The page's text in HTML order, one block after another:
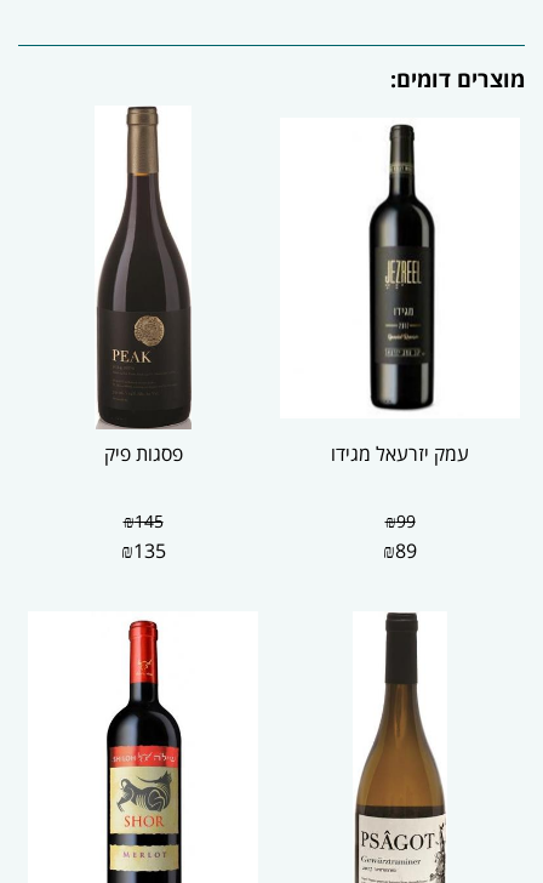
מוצרים דומים:
עמק יזרעאל מגידו
₪99
₪89
פסגות פיק
₪145
₪135